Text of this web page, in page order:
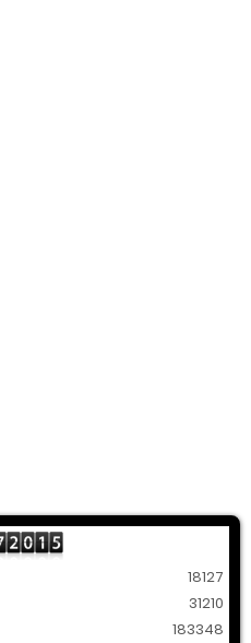
18127
31210
183348